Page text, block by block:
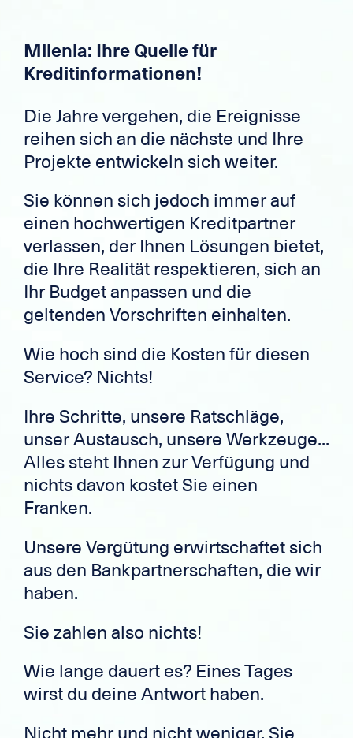
Milenia: Ihre Quelle für
Kreditinformationen!
Die Jahre vergehen, die Ereignisse
reihen sich an die nächste und Ihre
Projekte entwickeln sich weiter.
Sie können sich jedoch immer auf
einen hochwertigen Kreditpartner
verlassen, der Ihnen Lösungen bietet,
die Ihre Realität respektieren, sich an
Ihr Budget anpassen und die
geltenden Vorschriften einhalten.
Wie hoch sind die Kosten für diesen
Service? Nichts!
Ihre Schritte, unsere Ratschläge,
unser Austausch, unsere Werkzeuge...
Alles steht Ihnen zur Verfügung und
nichts davon kostet Sie einen
Franken.
Unsere Vergütung erwirtschaftet sich
aus den Bankpartnerschaften, die wir
haben.
Sie zahlen also nichts!
Wie lange dauert es? Eines Tages
wirst du deine Antwort haben.
Nicht mehr und nicht weniger. Sie